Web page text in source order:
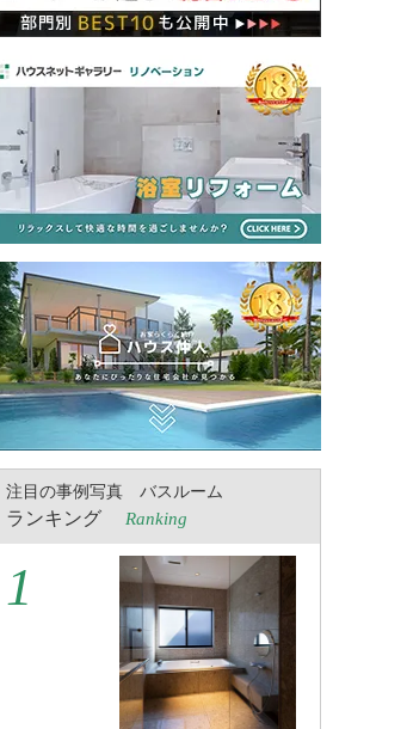
注目の事例写真 バスルーム
ランキング Ranking